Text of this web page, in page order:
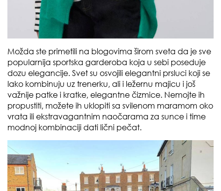
Možda ste primetili na blogovima širom sveta da je sve
popularnija sportska garderoba koja u sebi poseduje
dozu elegancije. Svet su osvojili elegantni prsluci koji se
lako kombinuju uz trenerku, ali i ležernu majicu i još
važnije patke i kratke, elegantne čizmice. Nemojte ih
propustiti, možete ih uklopiti sa svilenom maramom oko
vrata ili ekstravagantnim naočarama za sunce i time
modnoj kombinaciji dati lični pečat.